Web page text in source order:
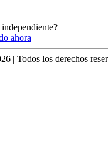
ahora
| Todos los derechos